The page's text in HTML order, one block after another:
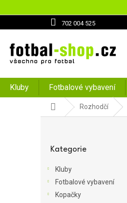
na
702 004 525
Kluby Fotbalové vybavení
Domů Rozhodčí
kategorie
Kategorie
Kluby
Fotbalové vybavení
Kopačky